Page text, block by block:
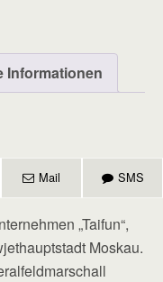
Informationen
Mail SMS
„Taifun“,
Moskau.